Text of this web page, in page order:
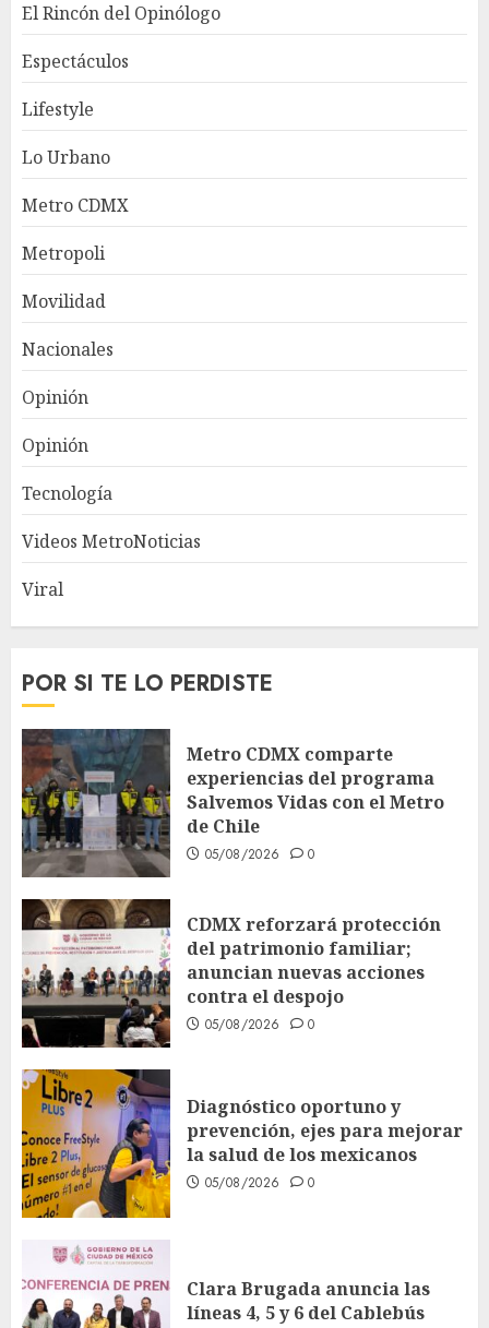
El Rincón del Opinólogo
Espectáculos
Lifestyle
Lo Urbano
Metro CDMX
Metropoli
Movilidad
Nacionales
Opinión
Opinión
Tecnología
Videos MetroNoticias
Viral
POR SI TE LO PERDISTE
Metro CDMX comparte
experiencias del programa
Salvemos Vidas con el Metro
de Chile
05/08/2026 0
CDMX reforzará protección
del patrimonio familiar;
anuncian nuevas acciones
contra el despojo
05/08/2026 0
Diagnóstico oportuno y
prevención, ejes para mejorar
la salud de los mexicanos
05/08/2026 0
Clara Brugada anuncia las
líneas 4, 5 y 6 del Cablebús